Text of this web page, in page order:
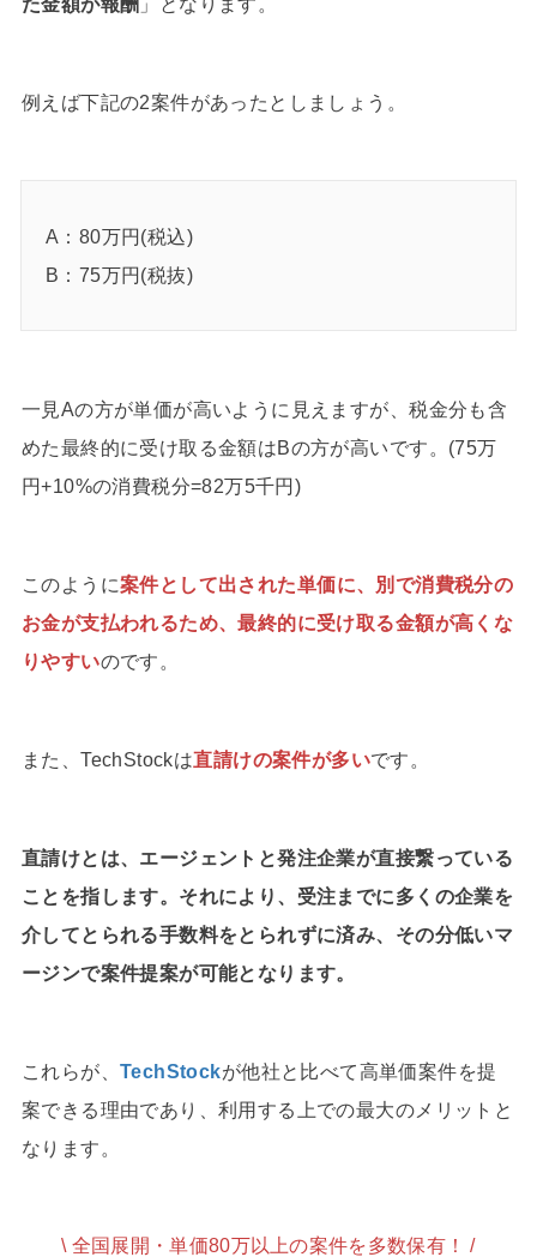
例えば下記の2案件があったとしましょう。
A：80万円(税込)
B：75万円(税抜)
一見Aの方が単価が高いように見えますが、税金分も含
めた最終的に受け取る金額はBの方が高いです。(75万
円+10%の消費税分=82万5千円)
このように案件として出された単価に、別で消費税分の
お金が支払われるため、最終的に受け取る金額が高くな
りやすいのです。
また、TechStockは直請けの案件が多いです。
直請けとは、エージェントと発注企業が直接繋っている
ことを指します。それにより、受注までに多くの企業を
介してとられる手数料をとられずに済み、その分低いマ
ージンで案件提案が可能となります。
これらが、 TechStockが他社と比べて高単価案件を提
案できる理由であり、利用する上での最大のメリットと
なります。
\ 全国展開・単価80万以上の案件を多数保有！ /